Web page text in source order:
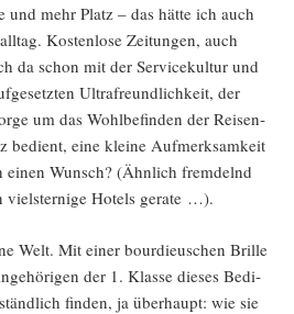
und mehr Platz – das hät­te ich auch
Kos­ten­lo­se Zei­tun­gen, auch
da schon mit der Ser­vice­kul­tur und
Ultrafreund­lich­keit, der
um das Wohl­be­fin­den der Rei­sen­
bedient, eine klei­ne Auf­merk­sam­keit
einen Wunsch? (Ähn­lich frem­delnd
viel­ster­ni­ge Hotels gerate …).
Welt. Mit einer bour­dieu­schen Bril­le
der 1. Klas­se die­ses Bedi­
fin­den, ja über­haupt: wie sie